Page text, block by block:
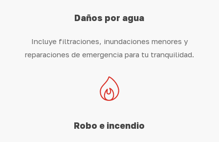
Daños por agua
Incluye filtraciones, inundaciones menores y
reparaciones de emergencia para tu tranquilidad.
Robo e incendio